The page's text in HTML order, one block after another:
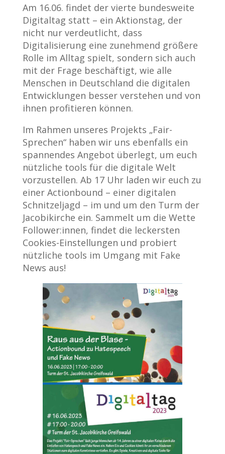
Am 16.06. findet der vierte bundesweite
Digitaltag statt – ein Aktionstag, der
nicht nur verdeutlicht, dass
Digitalisierung eine zunehmend größere
Rolle im Alltag spielt, sondern sich auch
mit der Frage beschäftigt, wie alle
Menschen in Deutschland die digitalen
Entwicklungen besser verstehen und von
ihnen profitieren können.
Im Rahmen unseres Projekts „Fair-
Sprechen“ haben wir uns ebenfalls ein
spannendes Angebot überlegt, um euch
nützliche tools für die digitale Welt
vorzustellen. Ab 17 Uhr laden wir euch zu
einer Actionbound – einer digitalen
Schnitzeljagd – im und um den Turm der
Jacobikirche ein. Sammelt um die Wette
Follower:innen, findet die leckersten
Cookies-Einstellungen und probiert
nützliche tools im Umgang mit Fake
News aus!